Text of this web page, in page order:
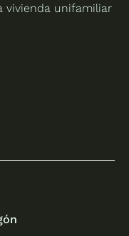
vivienda unifamiliar